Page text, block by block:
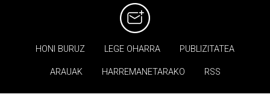
HONI BURUZ LEGE OHARRA PUBLIZITATEA
ARAUAK HARREMANETARAKO RSS